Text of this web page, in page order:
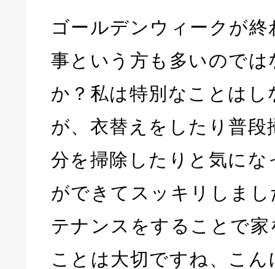
ゴールデンウィークが
事という方も多いので
か？私は特別なことは
が、衣替えをしたり普段
分を掃除したりと気に
ができてスッキリしま
テナンスをすることで
ことは大切ですね、こ